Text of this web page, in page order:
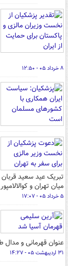
۸ خرداد ۰۵ - ۱۲:۵۰
تبریک عید سعید
میان تهران و
۵ خرداد ۰۵ - ۱۷:۰۷
عنوان قهرمانی و
۳۱ اردیبهشت ۰۵ - ۱۴:۲۷